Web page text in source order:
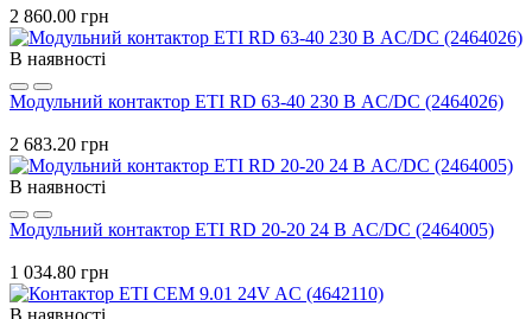
2 860.00 грн
В наявності
Модульний контактор ETI RD 63-40 230 В AC/DC (2464026)
2 683.20 грн
В наявності
Модульний контактор ETI RD 20-20 24 В AC/DC (2464005)
1 034.80 грн
В наявності